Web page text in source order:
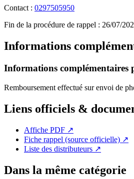
Contact : 0297505950
Fin de la procédure de rappel : 26/07/
Informations
Informations complémentaires
Remboursement effectué sur envoi de
Liens officiels &
Affiche PDF ↗
Fiche rappel (source officielle) ↗
Liste des distributeurs ↗
Dans la même catégorie